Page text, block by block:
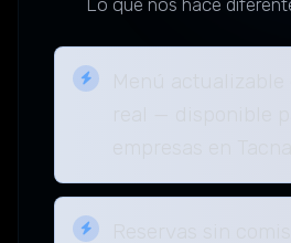
Lo que nos hace